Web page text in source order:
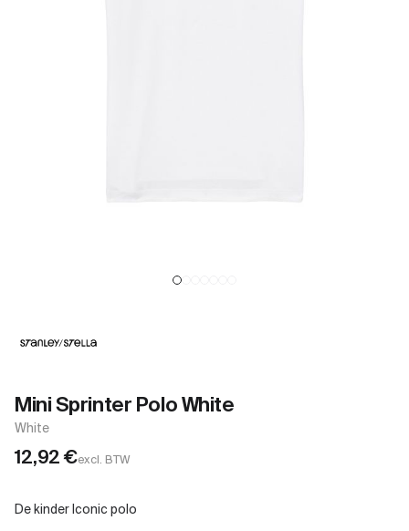
Mini Sprinter Polo White
White
12,92€excl. BTW